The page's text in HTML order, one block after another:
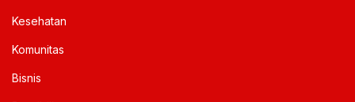
Kesehatan
Komunitas
Bisnis